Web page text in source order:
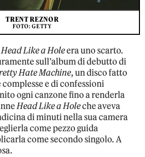
TRENT REZNOR
FOTO: GETTY
Head Like a Holeera uno scarto.
sull’album di debutto di
Hate Machine, un disco fatto
e di confessioni
ogni canzone fino a renderla
Head Like a Holeche aveva
di minuti nella sua camera
come pezzo guida
come secondo singolo. A